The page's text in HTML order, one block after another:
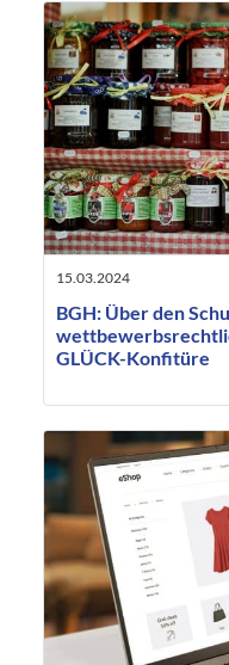
15.03.2024
BGH: Über den
GLÜCK-Konfitüre